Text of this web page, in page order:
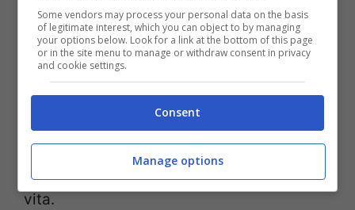
UnaTina Cipollariche decide di
raccontarsi a 360 gradi, svelando lati di sé
stessa che in molti credevano non
potessero esistere. Infatti, nell’intervista a
‘FQ Magazine’, svela che la morte del
padre è stato il più grande dolore della sua
vita.
Some vendors may process your personal data on the basis
of legitimate interest, which you can object to by managing
your options below. Look for a link at the bottom of this page
or in the site menu to manage or withdraw consent in privacy
and cookie settings.
Consent
Manage options